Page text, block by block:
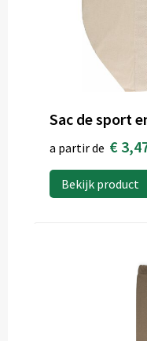
Sac de sport
a partir de €
Bekijk product